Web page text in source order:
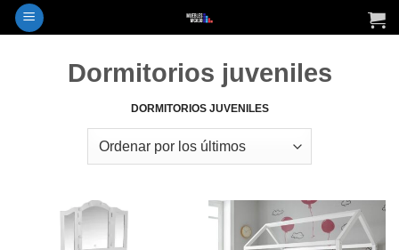
Saltar
al
Dormitorios juveniles
DORMITORIOS JUVENILES